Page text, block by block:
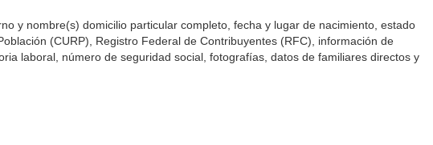
y nombre(s) domicilio particular completo, fecha y lugar de nacimiento, estado
(CURP), Registro Federal de Contribuyentes (RFC), información de
laboral, número de seguridad social, fotografías, datos de familiares directos y